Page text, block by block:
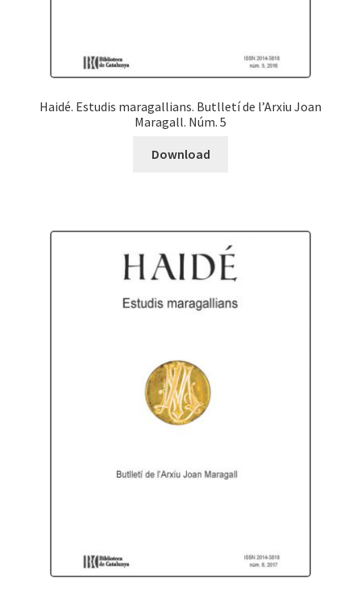
Haidé. Estudis maragallians. Butlletí de l’Arxiu Joan
Maragall. Núm. 5
Download